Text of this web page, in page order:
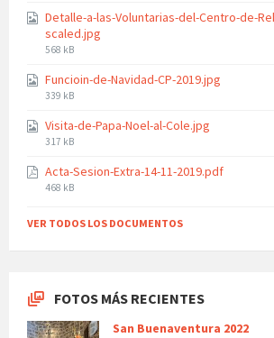
Detalle-a-las-Voluntarias-del-Centro-de-
scaled.jpg
File
568 kB
Funcioin-de-Navidad-CP-2019.jpg
File
339 kB
Visita-de-Papa-Noel-al-Cole.jpg
File
317 kB
Acta-Sesion-Extra-14-11-2019.pdf
File
468 kB
VER TODOS LOS DOCUMENTOS
FOTOS MÁS RECIENTES
San Buenaventura 2022